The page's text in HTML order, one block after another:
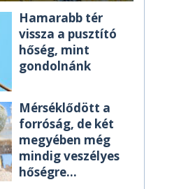
Hamarabb tér
vissza a pusztító
hőség, mint
gondolnánk
Mérséklődött a
forróság, de két
megyében még
mindig veszélyes
hőségre